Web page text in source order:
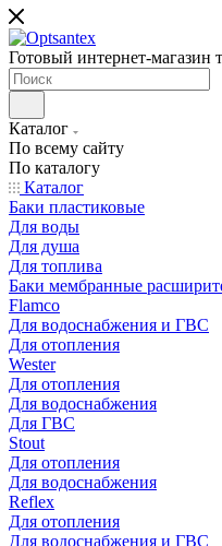
Готовый интернет-магазин
Каталог
По всему сайту
По каталогу
Каталог
Баки пластиковые
Для воды
Для душа
Для топлива
Баки мембранные
Flamco
Для водоснабжения и ГВС
Для отопления
Wester
Для отопления
Для водоснабжения
Для ГВС
Stout
Для отопления
Для водоснабжения
Reflex
Для отопления
Для водоснабжения и ГВС